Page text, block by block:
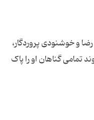
و خوشنودی پروردگار،
تمامی گناهان او را پاک